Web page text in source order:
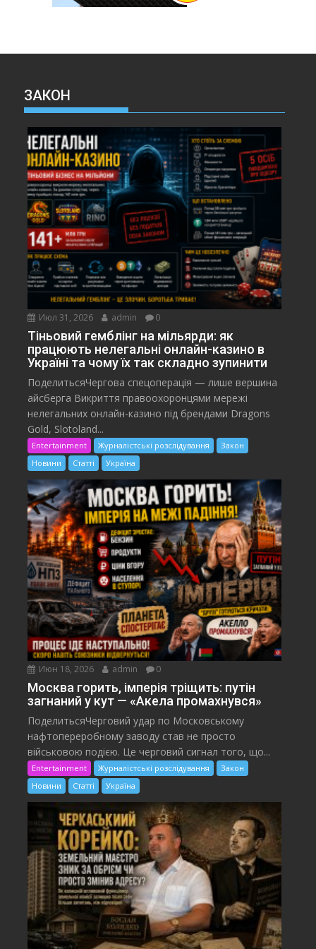
ЗАКОН
Июл 31, 2026 admin 0
Тіньовий гемблінг на мільярди: як
працюють нелегальні онлайн-казино в
Україні та чому їх так складно зупинити
ПоделитьсяЧергова спецоперація — лише вершина
айсберга Викриття правоохоронцями мережі
нелегальних онлайн-казино під брендами Dragons
Gold, Slotoland...
Entertainment Журналістські розслідування
Закон
Новини
Статті Україна
Июн 18, 2026 admin 0
Москва горить, імперія тріщить: путін
загнаний у кут — «Акела промахнувся»
ПоделитьсяЧерговий удар по Московському
нафтопереробному заводу став не просто
військовою подією. Це черговий сигнал того, що...
Entertainment Журналістські розслідування
Закон
Новини
Статті Україна